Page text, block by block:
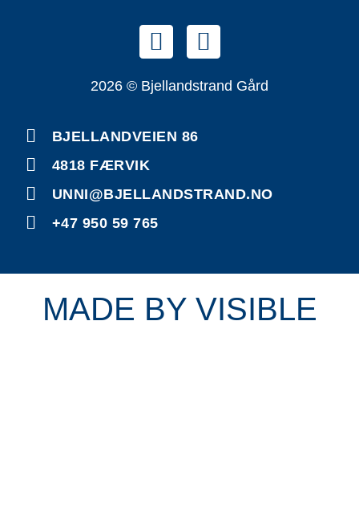
BJELLANDVEIEN 86
4818 FÆRVIK
UNNI@BJELLANDSTRAND.NO
+47 950 59 765
2026 © Bjellandstrand Gård
MADE BY VISIBLE